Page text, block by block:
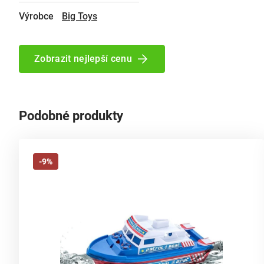
Výrobce Big Toys
Zobrazit nejlepší cenu
Podobné produkty
-9%